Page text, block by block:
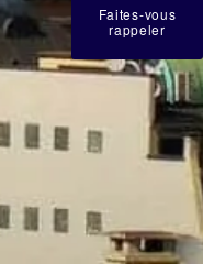
Faites-vous
rappeler